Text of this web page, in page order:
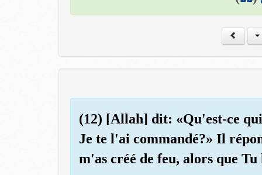
(12) [Allah] dit: «Qu'est-ce
Je te l'ai commandé?» Il
m'as créé de feu, alors que